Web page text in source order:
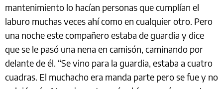
mantenimiento lo hacían personas que cumplían el
laburo muchas veces ahí como en cualquier otro. Pero
una noche este compañero estaba de guardia y dice
que se le pasó una nena en camisón, caminando por
delante de él. “Se vino para la guardia, estaba a cuatro
cuadras. El muchacho era manda parte pero se fue y no